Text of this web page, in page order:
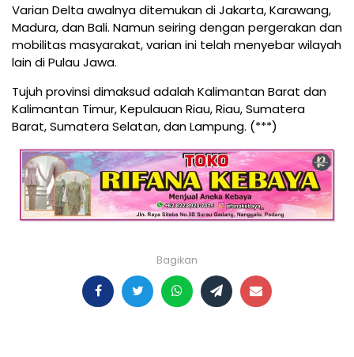
Varian Delta awalnya ditemukan di Jakarta, Karawang,
Madura, dan Bali. Namun seiring dengan pergerakan dan
mobilitas masyarakat, varian ini telah menyebar wilayah
lain di Pulau Jawa.
Tujuh provinsi dimaksud adalah Kalimantan Barat dan
Kalimantan Timur, Kepulauan Riau, Riau, Sumatera
Barat, Sumatera Selatan, dan Lampung. (***)
Bagikan